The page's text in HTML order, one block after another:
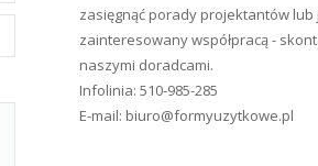
zasięgnąć porady projektantów lub
zainteresowany współpracą -
naszymi doradcami.
Infolinia:510-985-285
E-mail: biuro@formyuzytkowe.pl